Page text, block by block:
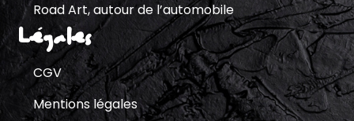
Road Art, autour de l’automobile
Légales
CGV
Mentions légales